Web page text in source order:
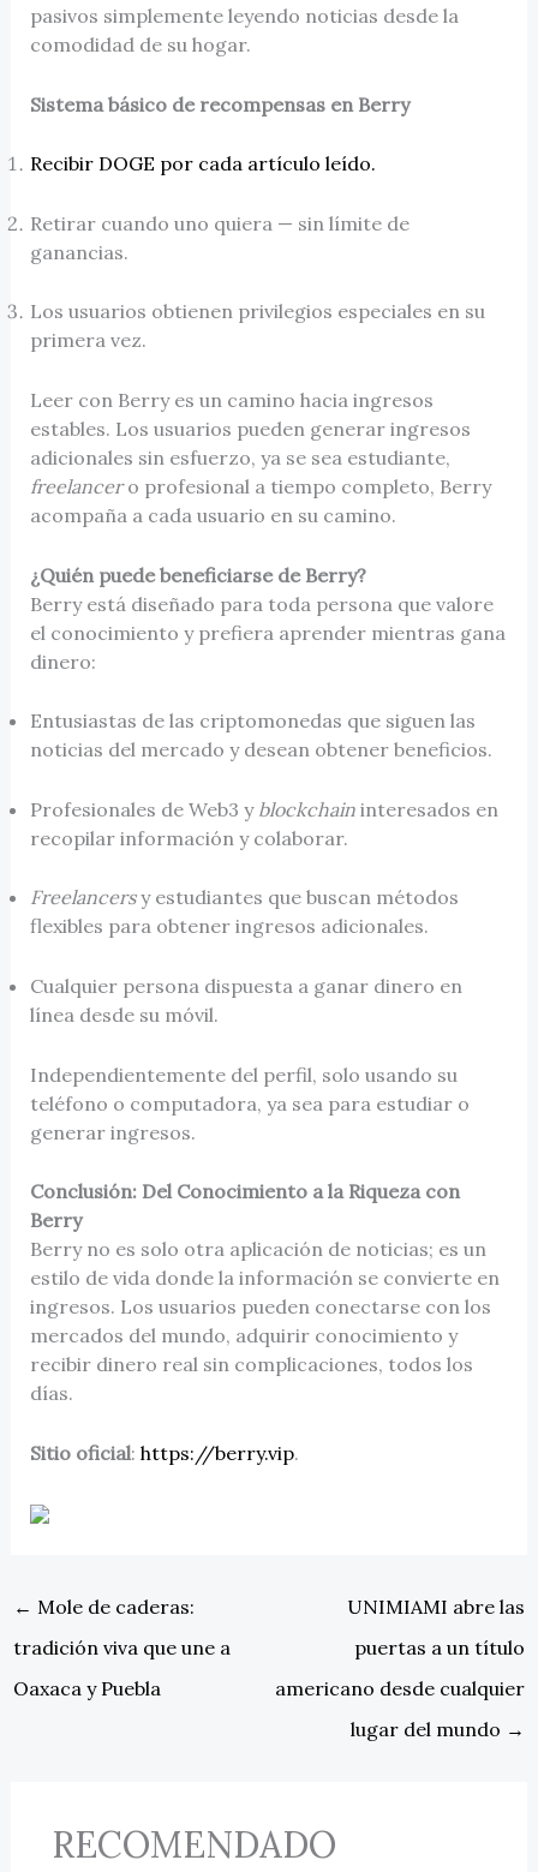
pasivos simplemente leyendo noticias desde la
comodidad de su hogar.
Sistema básico de recompensas en Berry
Recibir DOGE por cada artículo leído.
Retirar cuando uno quiera — sin límite de
ganancias.
Los usuarios obtienen privilegios especiales en su
primera vez.
Leer con Berry es un camino hacia ingresos
estables. Los usuarios pueden generar ingresos
adicionales sin esfuerzo, ya se sea estudiante,
freelancero profesional a tiempo completo, Berry
acompaña a cada usuario en su camino.
¿Quién puede beneficiarse de Berry?
Berry está diseñado para toda persona que valore
el conocimiento y prefiera aprender mientras gana
dinero:
Entusiastas de las criptomonedas que siguen las
noticias del mercado y desean obtener beneficios.
Profesionales de Web3 y blockchain interesados en
recopilar información y colaborar.
Freelancersy estudiantes que buscan métodos
flexibles para obtener ingresos adicionales.
Cualquier persona dispuesta a ganar dinero en
línea desde su móvil.
Independientemente del perfil, solo usando su
teléfono o computadora, ya sea para estudiar o
generar ingresos.
Conclusión: Del Conocimiento a la Riqueza con
Berry
Berry no es solo otra aplicación de noticias; es un
estilo de vida donde la información se convierte en
ingresos. Los usuarios pueden conectarse con los
mercados del mundo, adquirir conocimiento y
recibir dinero real sin complicaciones, todos los
días.
Sitio oficial: https://berry.vip.
← Mole de caderas:
tradición viva que une a
Oaxaca y Puebla
UNIMIAMI abre las
puertas a un título
americano desde cualquier
lugar del mundo →
RECOMENDADO